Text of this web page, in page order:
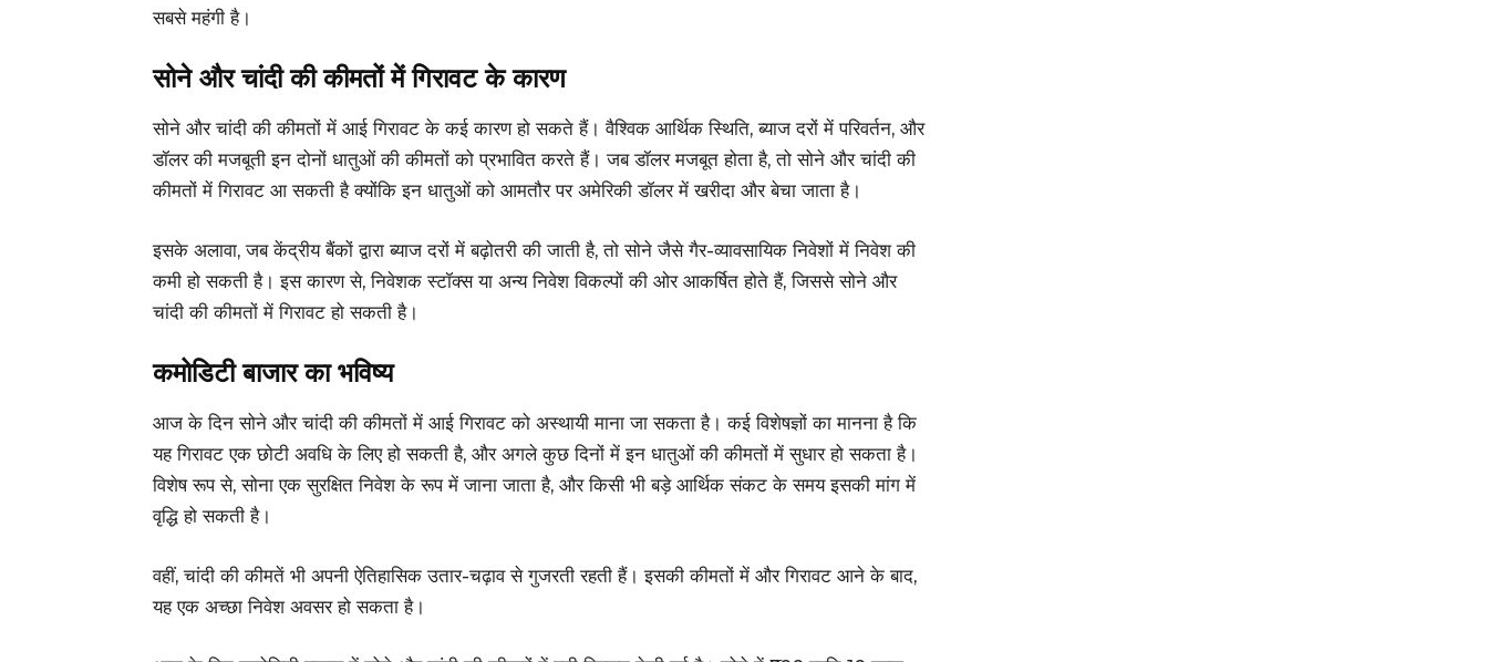
सबसे महंगी है।
सोने और चांदी की कीमतों में गिरावट के कारण
सोने और चांदी की कीमतों में आई गिरावट के कई कारण हो सकते हैं। वैश्विक आर्थिक स्थिति, ब्याज दरों में परिवर्तन, और
डॉलर की मजबूती इन दोनों धातुओं की कीमतों को प्रभावित करते हैं। जब डॉलर मजबूत होता है, तो सोने और चांदी की
कीमतों में गिरावट आ सकती है क्योंकि इन धातुओं को आमतौर पर अमेरिकी डॉलर में खरीदा और बेचा जाता है।
इसके अलावा, जब केंद्रीय बैंकों द्वारा ब्याज दरों में बढ़ोतरी की जाती है, तो सोने जैसे गैर-व्यावसायिक निवेशों में निवेश की
कमी हो सकती है। इस कारण से, निवेशक स्टॉक्स या अन्य निवेश विकल्पों की ओर आकर्षित होते हैं, जिससे सोने और
चांदी की कीमतों में गिरावट हो सकती है।
कमोडिटी बाजार का भविष्य
आज के दिन सोने और चांदी की कीमतों में आई गिरावट को अस्थायी माना जा सकता है। कई विशेषज्ञों का मानना है कि
यह गिरावट एक छोटी अवधि के लिए हो सकती है, और अगले कुछ दिनों में इन धातुओं की कीमतों में सुधार हो सकता है।
विशेष रूप से, सोना एक सुरक्षित निवेश के रूप में जाना जाता है, और किसी भी बड़े आर्थिक संकट के समय इसकी मांग में
वृद्धि हो सकती है।
वहीं, चांदी की कीमतें भी अपनी ऐतिहासिक उतार-चढ़ाव से गुजरती रहती हैं। इसकी कीमतों में और गिरावट आने के बाद,
यह एक अच्छा निवेश अवसर हो सकता है।